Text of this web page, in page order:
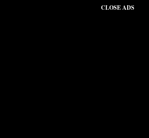
CLOSE ADS